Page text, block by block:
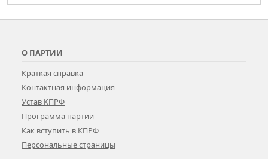
О ПАРТИИ
Краткая справка
Контактная информация
Устав КПРФ
Программа партии
Как вступить в КПРФ
Персональные страницы